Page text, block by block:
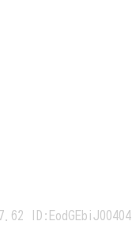
ID:EodGEbiJ00404